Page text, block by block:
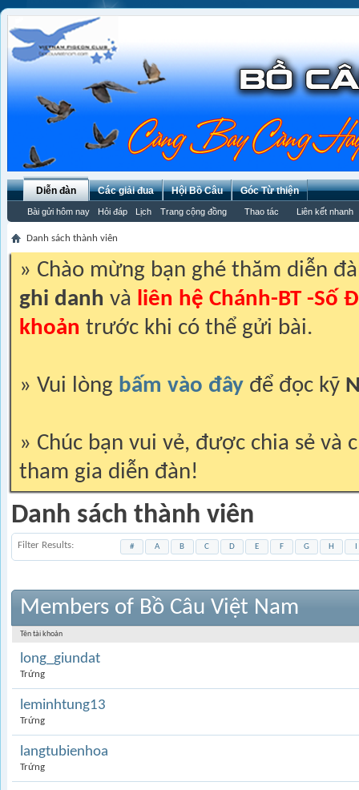
Diễn đàn
Bài gửi hôm nay Hỏi đáp Lịch Trang cộng đồng Thao tác Liên kết nhanh
Các giải đua Hội Bồ Câu Góc Từ thiện
Danh sách thành viên
» Chào mừng bạn ghé thăm diễn
ghi danh và liên hệ Chánh-BT -Số
khoản trước khi có thể gửi bài.
» Vui lòng bấm vào đây để đọc kỹ
» Chúc bạn vui vẻ, được chia sẻ và
tham gia diễn đàn!
Danh sách thành viên
Filter Results # A B C D E F G H
Members of Bồ Câu Việt Nam
Tên tài khoản
long_giundat
Trứng
leminhtung13
Trứng
langtubienhoa
Trứng